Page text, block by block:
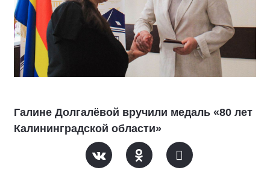
Галине Долгалёвой вручили медаль «80 лет
Калининградской области»